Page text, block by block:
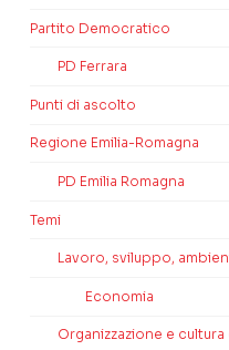
Partito Democratico
PD Ferrara
Punti di ascolto
Regione Emilia-Romagna
PD Emilia Romagna
Temi
Lavoro, sviluppo,
Economia
Organizzazione e